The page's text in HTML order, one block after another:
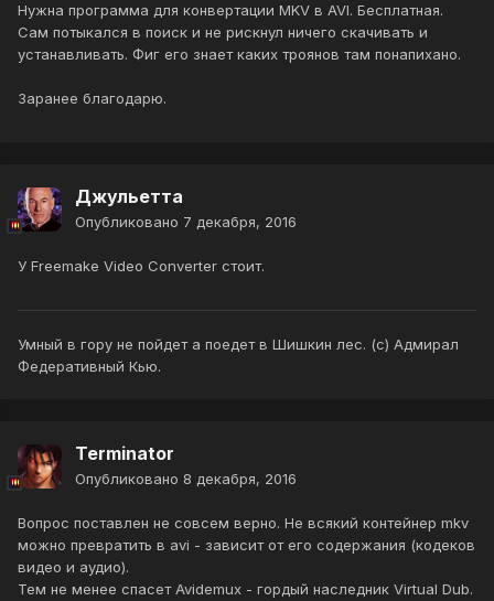
Нужна программа для конвертации MKV в AVI. Бесплатная.
Сам потыкался в поиск и не рискнул ничего скачивать и
устанавливать. Фиг его знает каких троянов там понапихано.
Заранее благодарю.
Джульетта
Опубликовано 7 декабря, 2016
У Freemake Video Converter стоит.
Умный в гору не пойдет а поедет в Шишкин лес. (с) Адмирал
Федеративный Кью.
Terminator
Опубликовано 8 декабря, 2016
Вопрос поставлен не совсем верно. Не всякий контейнер mkv
можно превратить в avi - зависит от его содержания (кодеков
видео и аудио).
Тем не менее спасет Avidemux - гордый наследник Virtual Dub.